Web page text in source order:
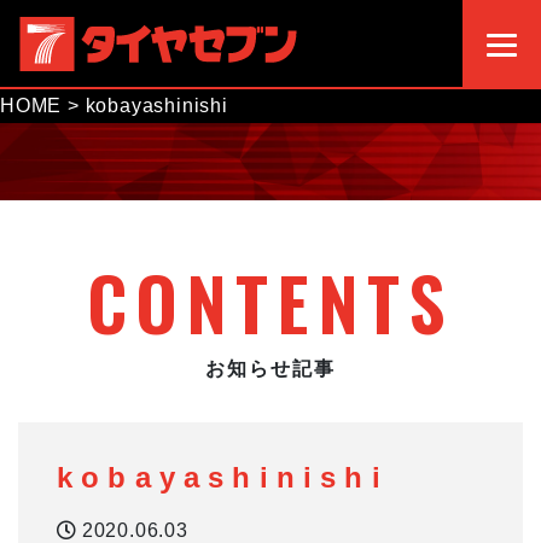
HOME > kobayashinishi
CONTENTS
お知らせ記事
kobayashinishi
2020.06.03